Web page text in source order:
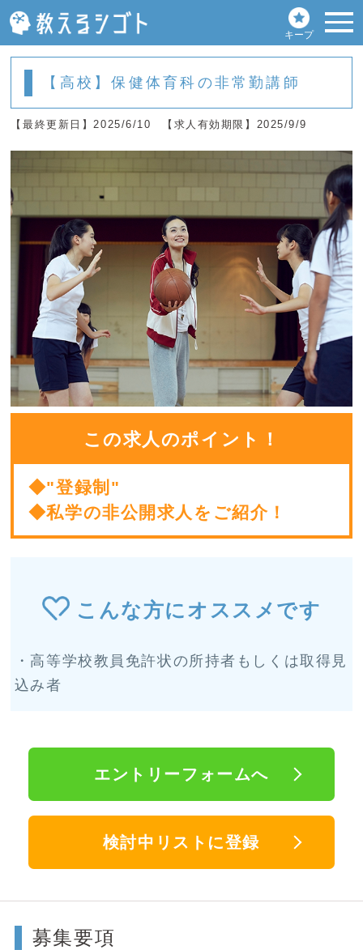
キープ
【高校】保健体育科の非常勤講師
【最終更新日】2025/6/10 【求人有効期限】2025/9/9
この求人のポイント！
◆"登録制"
◆私学の非公開求人をご紹介！
こんな方にオススメです
・高等学校教員免許状の所持者もしくは取得見
込み者
エントリーフォームへ
検討中リストに登録
募集要項